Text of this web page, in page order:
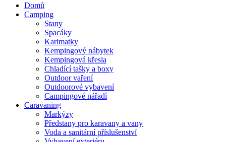
Domů
Camping
Stany
Spacáky
Karimatky
Kempingový nábytek
Kempingová křesla
Chladící tašky a boxy
Outdoor vaření
Outdoorové vybavení
Campingové nářadí
Caravaning
Markýzy
Předstany pro karavany a vany
Voda a sanitární příslušenství